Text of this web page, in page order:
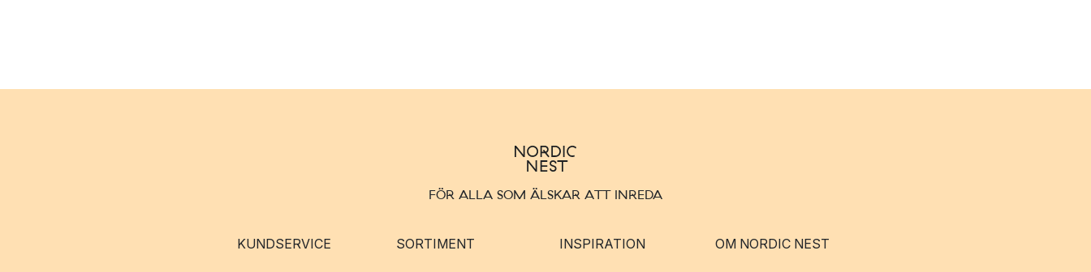
FÖR ALLA SOM ÄLSKAR ATT INREDA
KUNDSERVICE SORTIMENT INSPIRATION OM NORDIC NEST